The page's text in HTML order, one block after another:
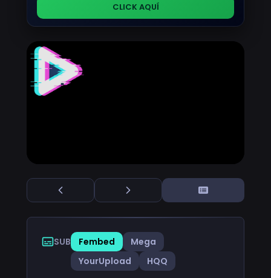
CLICK AQUÍ
SUB Fembed
Mega
YourUpload
HQQ